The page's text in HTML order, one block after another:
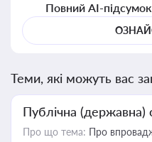
Повний AI-
Теми, які можуть вас
Публічна (державна)
Про що тема: Про